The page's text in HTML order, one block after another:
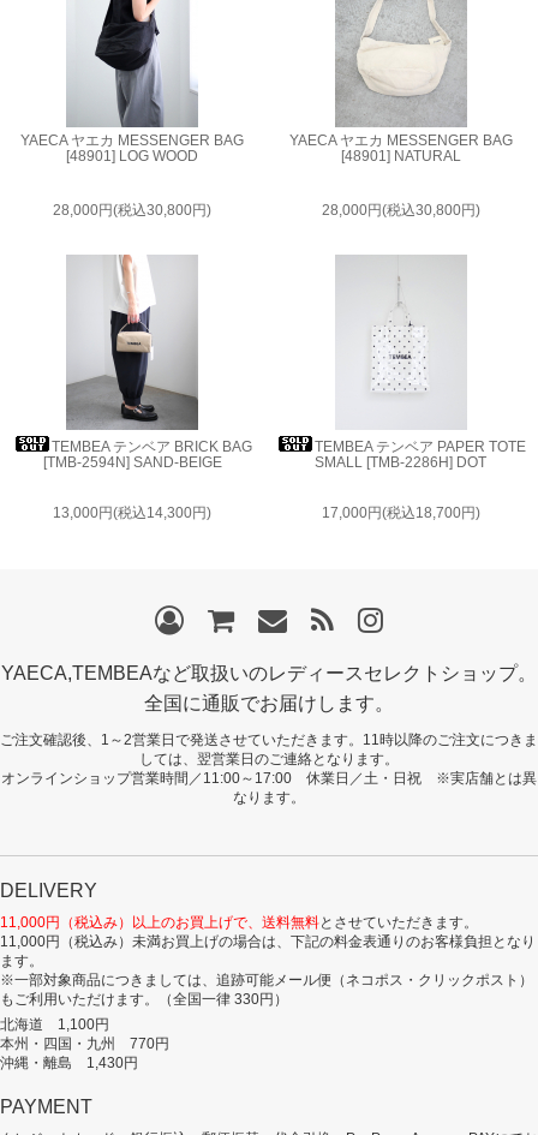
YAECA ヤエカ MESSENGER BAG
[48901] LOG WOOD
28,000円(税込30,800円)
YAECA ヤエカ MESSENGER BAG
[48901] NATURAL
28,000円(税込30,800円)
TEMBEA テンベア BRICK BAG
[TMB-2594N] SAND-BEIGE
13,000円(税込14,300円)
TEMBEA テンベア PAPER TOTE
SMALL [TMB-2286H] DOT
17,000円(税込18,700円)
YAECA,TEMBEAなど取扱いのレディースセレクトショップ。
全国に通販でお届けします。
ご注文確認後、1～2営業日で発送させていただきます。11時以降のご注文につきま
しては、翌営業日のご連絡となります。
オンラインショップ営業時間／11:00～17:00 休業日／土・日祝 ※実店舗とは異
なります。
DELIVERY
11,000円（税込み）以上のお買上げで、送料無料とさせていただきます。
11,000円（税込み）未満お買上げの場合は、下記の料金表通りのお客様負担となり
ます。
※一部対象商品につきましては、追跡可能メール便（ネコポス・クリックポスト）
もご利用いただけます。（全国一律 330円）
北海道 1,100円
本州・四国・九州 770円
沖縄・離島 1,430円
PAYMENT